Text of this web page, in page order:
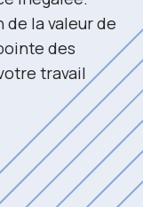
de la valeur de
des
travail